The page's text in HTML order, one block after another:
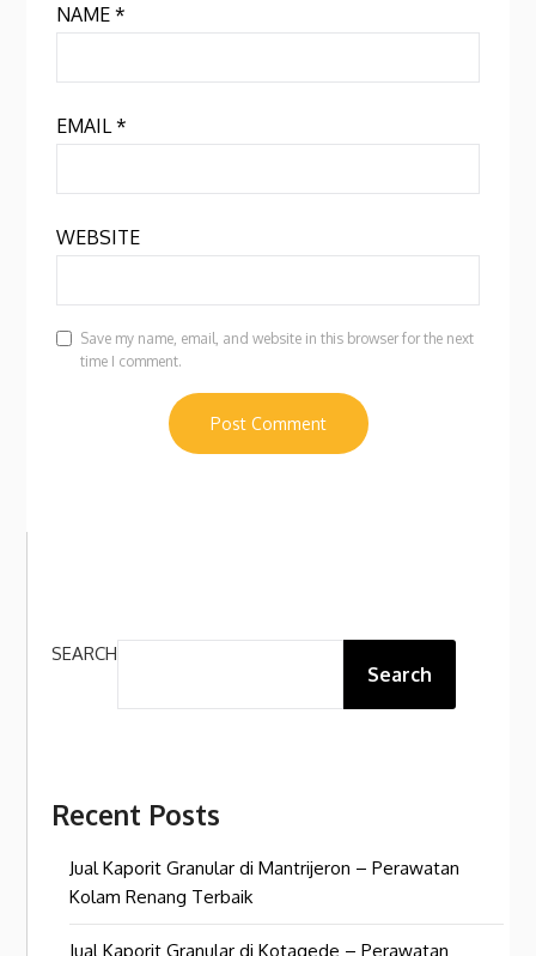
NAME*
EMAIL*
WEBSITE
Save my name, email, and website in this browser for the next
time I comment.
SEARCH
Search
Recent Posts
Jual Kaporit Granular di Mantrijeron – Perawatan
Kolam Renang Terbaik
Jual Kaporit Granular di Kotagede – Perawatan